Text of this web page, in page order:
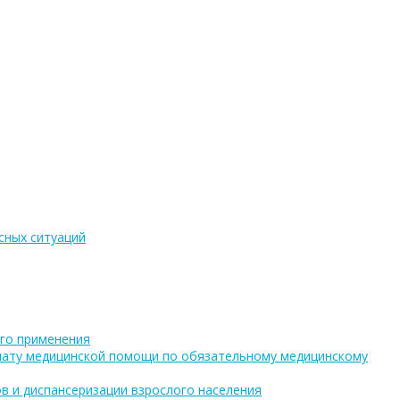
ситуаций
применения
медицинской помощи по обязательному медицинскому
диспансеризации взрослого населения